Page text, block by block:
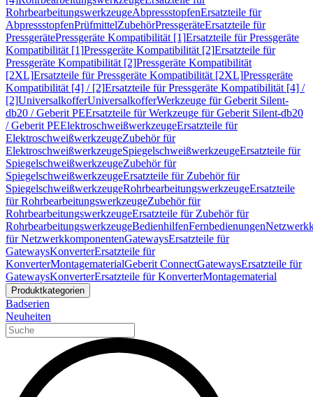
RohrbearbeitungswerkzeugeAbpressstopfenErsatzteile für
AbpressstopfenPrüfmittelZubehörPressgeräteErsatzteile für
PressgerätePressgeräte Kompatibilität [1]Ersatzteile für Pressgeräte
Kompatibilität [1]Pressgeräte Kompatibilität [2]Ersatzteile für
Pressgeräte Kompatibilität [2]Pressgeräte Kompatibilität
[2XL]Ersatzteile für Pressgeräte Kompatibilität [2XL]Pressgeräte
Kompatibilität [4] / [2]Ersatzteile für Pressgeräte Kompatibilität [4] /
[2]UniversalkofferUniversalkofferWerkzeuge für Geberit Silent-
db20 / Geberit PEErsatzteile für Werkzeuge für Geberit Silent-db20
/ Geberit PEElektroschweißwerkzeugeErsatzteile für
ElektroschweißwerkzeugeZubehör für
ElektroschweißwerkzeugeSpiegelschweißwerkzeugeErsatzteile für
SpiegelschweißwerkzeugeZubehör für
SpiegelschweißwerkzeugeErsatzteile für Zubehör für
SpiegelschweißwerkzeugeRohrbearbeitungswerkzeugeErsatzteile
für RohrbearbeitungswerkzeugeZubehör für
RohrbearbeitungswerkzeugeErsatzteile für Zubehör für
RohrbearbeitungswerkzeugeBedienhilfenFernbedienungen
für NetzwerkkomponentenGatewaysErsatzteile für
GatewaysKonverterErsatzteile für
KonverterMontagematerialGeberit ConnectGatewaysErsatzteile für
GatewaysKonverterErsatzteile für KonverterMontagematerial
Produktkategorien
Badserien
Neuheiten